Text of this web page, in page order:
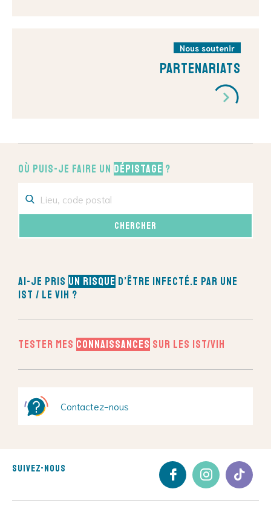
Où puis-je faire un dépistage ?
Ai-je pris un risque d’être infecté.e par une
IST / le VIH ?
Tester mes connaissances sur les IST/VIH
Contactez-nous
Nous soutenir
Partenariats
Suivez-nous